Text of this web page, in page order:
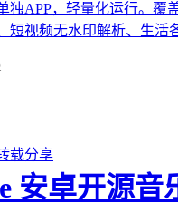
独APP，轻量化运行。覆
短视频无水印解析、生活
载分享
安卓开源音